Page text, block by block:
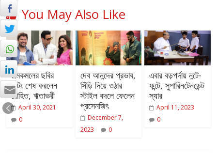
You May Also Like
রামকমলের ছবির
শুটিং শেষ করলেন
রোহিত, ঋতাভরী
April 30, 2021
0
দেব আনন্দের প্রভাব,
সিঁড়ি দিয়ে ওঠার
স্টাইল বদলে ফেলেন
প্রসেনজিৎ
December 7,
2023
0
এবার বড়পর্দায় নন্টে-
ফন্টে, সুপারিনটেনডেন্ট
স্যার
April 11, 2023
0